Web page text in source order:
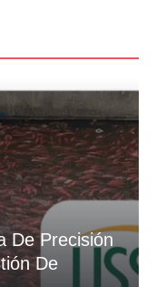
De Precisión
De